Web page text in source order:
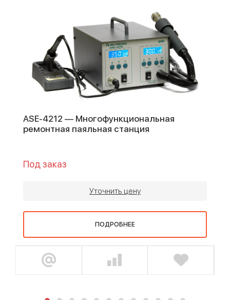
ASE-4212 — Многофункциональная
ремонтная паяльная станция
Под заказ
Уточнить цену
ПОДРОБНЕЕ